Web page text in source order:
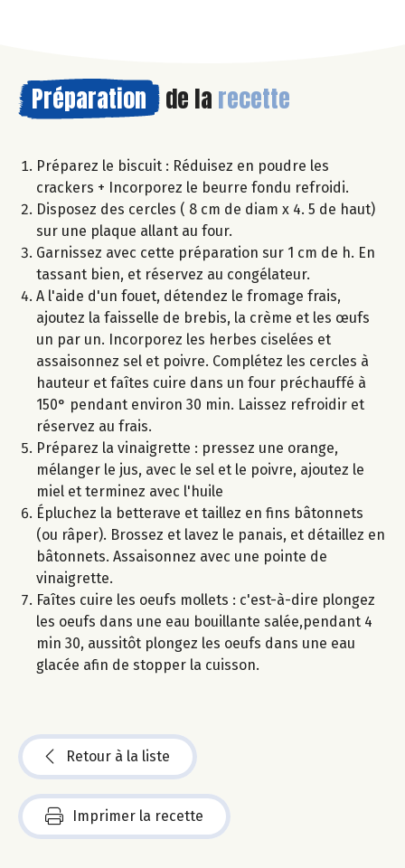
Préparation de la recette
Préparez le biscuit : Réduisez en poudre les
crackers + Incorporez le beurre fondu refroidi.
Disposez des cercles ( 8 cm de diam x 4. 5 de haut)
sur une plaque allant au four.
Garnissez avec cette préparation sur 1 cm de h. En
tassant bien, et réservez au congélateur.
A l'aide d'un fouet, détendez le fromage frais,
ajoutez la faisselle de brebis, la crème et les œufs
un par un. Incorporez les herbes ciselées et
assaisonnez sel et poivre. Complétez les cercles à
hauteur et faîtes cuire dans un four préchauffé à
150° pendant environ 30 min. Laissez refroidir et
réservez au frais.
Préparez la vinaigrette : pressez une orange,
mélanger le jus, avec le sel et le poivre, ajoutez le
miel et terminez avec l'huile
Épluchez la betterave et taillez en fins bâtonnets
(ou râper). Brossez et lavez le panais, et détaillez en
bâtonnets. Assaisonnez avec une pointe de
vinaigrette.
Faîtes cuire les oeufs mollets : c'est-à-dire plongez
les oeufs dans une eau bouillante salée,pendant 4
min 30, aussitôt plongez les oeufs dans une eau
glacée afin de stopper la cuisson.
Retour à la liste
Imprimer la recette